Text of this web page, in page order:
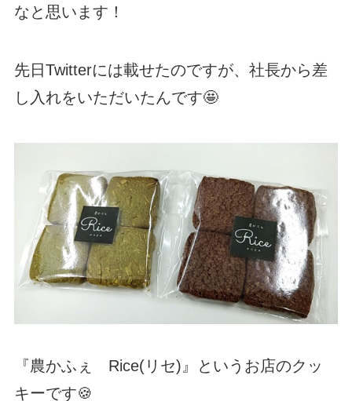
なと思います！
先日Twitterには載せたのですが、社長から差
し入れをいただいたんです🤩
『農かふぇ Rice(リセ)』というお店のクッ
キーです🍪